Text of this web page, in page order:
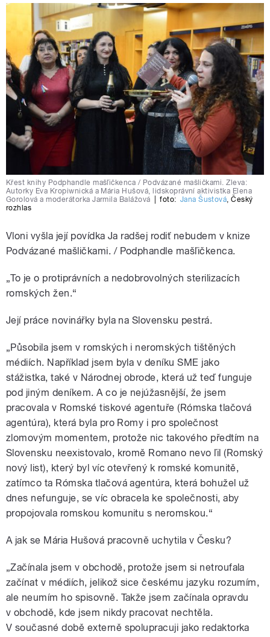
Křest knihy Podphandle mašľičkenca / Podvázané mašličkami. Zleva:
Autorky Eva Kropiwnická a Mária Hušová, lidskoprávní aktivistka Elena
Gorolová a moderátorka Jarmila Balážová
foto: Jana Šustová,Český
rozhlas
Vloni vyšla její povídka Ja radšej rodiť nebudem v knize
Podvázané mašličkami. / Podphandle mašľičkenca.
„To je o protiprávních a nedobrovolných sterilizacích
romských žen.“
Její práce novinářky byla na Slovensku pestrá.
„Působila jsem v romských i neromských tištěných
médiích. Například jsem byla v deníku SME jako
stážistka, také v Národnej obrode, která už teď funguje
pod jiným deníkem. A co je nejúžasnější, že jsem
pracovala v Romské tiskové agentuře (Rómska tlačová
agentúra), která byla pro Romy i pro společnost
zlomovým momentem, protože nic takového předtím na
Slovensku neexistovalo, kromě Romano nevo ľil (Romský
nový list), který byl víc otevřený k romské komunitě,
zatímco ta Rómska tlačová agentúra, která bohužel už
dnes nefunguje, se víc obracela ke společnosti, aby
propojovala romskou komunitu s neromskou.“
A jak se Mária Hušová pracovně uchytila v Česku?
„Začínala jsem v obchodě, protože jsem si netroufala
začínat v médiích, jelikož sice českému jazyku rozumím,
ale neumím ho spisovně. Takže jsem začínala opravdu
v obchodě, kde jsem nikdy pracovat nechtěla.
V současné době externě spolupracuji jako redaktorka